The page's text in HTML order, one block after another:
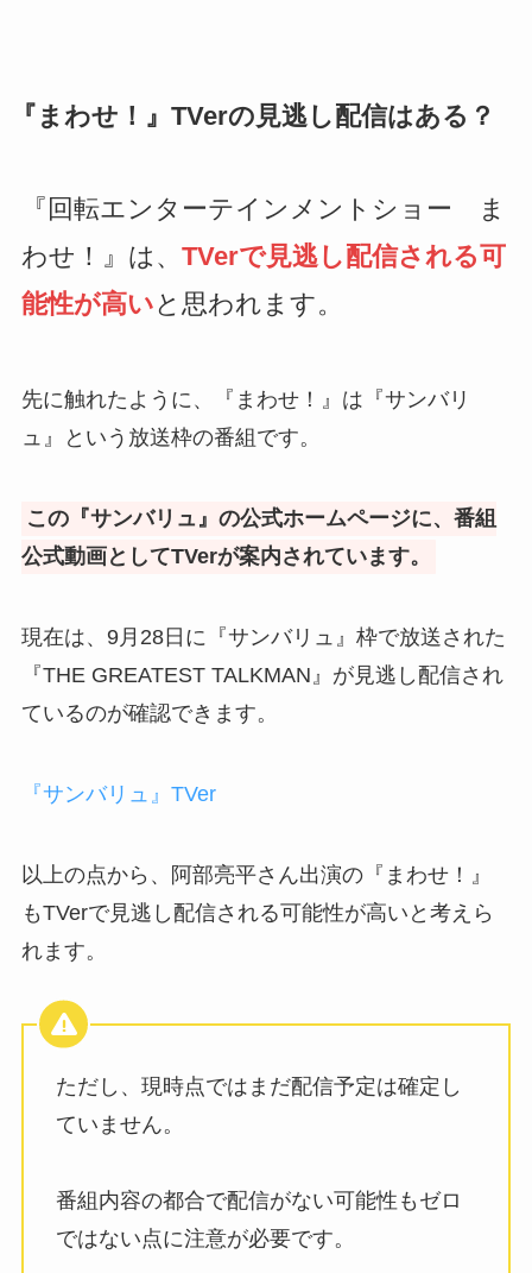
『まわせ！』TVerの見逃し配信はある？
『回転エンターテインメントショー ま
わせ！』は、 TVerで見逃し配信される可
能性が高いと思われます。
先に触れたように、『まわせ！』は『サンバリ
ュ』という放送枠の番組です。
この『サンバリュ』の公式ホームページに、番組
公式動画としてTVerが案内されています。
現在は、9月28日に『サンバリュ』枠で放送された
『THE GREATEST TALKMAN』が見逃し配信され
ているのが確認できます。
『サンバリュ』TVer
以上の点から、阿部亮平さん出演の『まわせ！』
もTVerで見逃し配信される可能性が高いと考えら
れます。
ただし、現時点ではまだ配信予定は確定し
ていません。
番組内容の都合で配信がない可能性もゼロ
ではない点に注意が必要です。